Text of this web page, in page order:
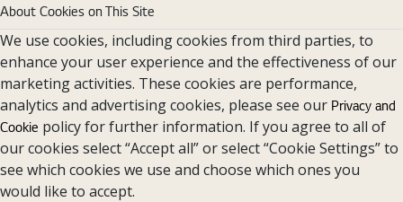
About Cookies on This Site
We use cookies, including cookies from third parties, to
enhance your user experience and the effectiveness of our
marketing activities. These cookies are performance,
analytics and advertising cookies, please see our Privacy and
Cookie policy for further information. If you agree to all of
our cookies select “Accept all” or select “Cookie Settings” to
see which cookies we use and choose which ones you
would like to accept.